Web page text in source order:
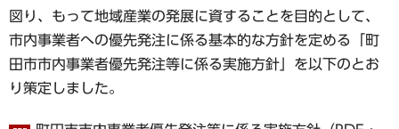
図り、もって地域産業の発展に資することを目的として、
市内事業者への優先発注に係る基本的な方針を定める「町
田市市内事業者優先発注等に係る実施方針」を以下のとお
り策定しました。